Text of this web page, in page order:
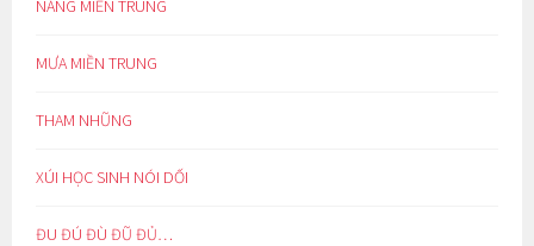
NẮNG MIỀN TRUNG
MƯA MIỀN TRUNG
THAM NHŨNG
XÚI HỌC SINH NÓI DỐI
ĐU ĐÚ ĐÙ ĐŨ ĐỦ…